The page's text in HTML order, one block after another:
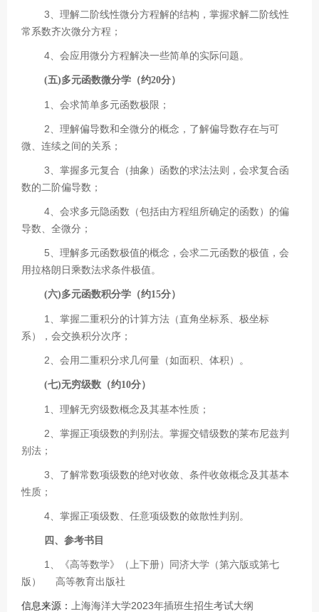
3、理解二阶线性微分方程解的结构，掌握求解二阶线性
常系数齐次微分方程；
4、会应用微分方程解决一些简单的实际问题。
(五)多元函数微分学（约20分）
1、会求简单多元函数极限；
2、理解偏导数和全微分的概念，了解偏导数存在与可
微、连续之间的关系；
3、掌握多元复合（抽象）函数的求法法则，会求复合函
数的二阶偏导数；
4、会求多元隐函数（包括由方程组所确定的函数）的偏
导数、全微分；
5、理解多元函数极值的概念，会求二元函数的极值，会
用拉格朗日乘数法求条件极值。
(六)多元函数积分学（约15分）
1、掌握二重积分的计算方法（直角坐标系、极坐标
系），会交换积分次序；
2、会用二重积分求几何量（如面积、体积）。
(七)无穷级数（约10分）
1、理解无穷级数概念及其基本性质；
2、掌握正项级数的判别法。掌握交错级数的莱布尼兹判
别法；
3、了解常数项级数的绝对收敛、条件收敛概念及其基本
性质；
4、掌握正项级数、任意项级数的敛散性判别。
四、参考书目
1、《高等数学》（上下册）同济大学（第六版或第七
版） 高等教育出版社
信息来源：
上海海洋大学2023年插班生招生考试大纲